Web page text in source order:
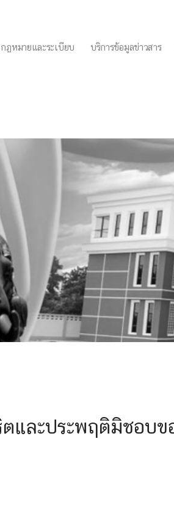
กฏหมายและระเบียบ บริการข้อมูลข่าวสาร
รทุจริตและประ
ตและประพฤติมิชอบ